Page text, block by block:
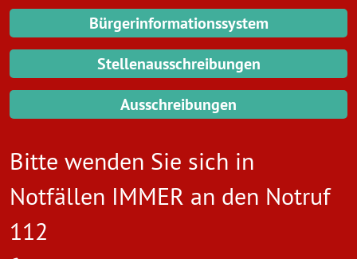
Bürgerinformationssystem
Stellenausschreibungen
Ausschreibungen
Bitte wenden Sie sich in
Notfällen IMMER an den Notruf
112